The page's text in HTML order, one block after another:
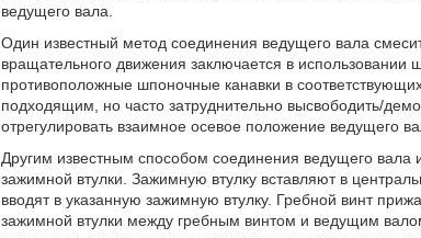
ведущего вала.
Один известный метод соединения ведущего вала
вращательного движения заключается в использовании
противоположные шпоночные канавки в
подходящим, но часто затруднительно высвободить/
отрегулировать взаимное осевое положение ведущего
Другим известным способом соединения ведущего вала
зажимной втулки. Зажимную втулку вставляют в
вводят в указанную зажимную втулку. Гребной винт
зажимной втулки между гребным винтом и ведущим